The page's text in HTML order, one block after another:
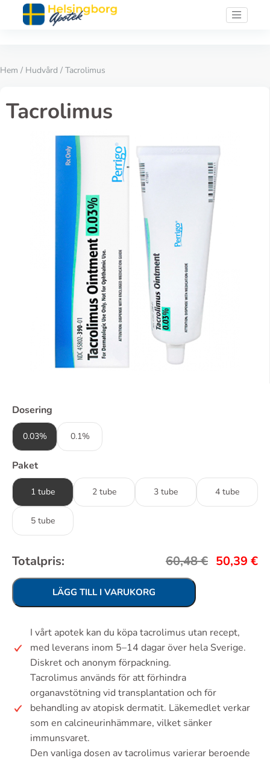
Hem / Hudvård / Tacrolimus
Tacrolimus
Dosering
0.03% 0.1%
Paket
1 tube 2 tube 3 tube 4 tube
5 tube
Totalpris: 60,48€ 50,39 €
LÄGG TILL I VARUKORG
I vårt apotek kan du köpa tacrolimus utan recept,
med leverans inom 5–14 dagar över hela Sverige.
Diskret och anonym förpackning.
Tacrolimus används för att förhindra
organavstötning vid transplantation och för
behandling av atopisk dermatit. Läkemedlet verkar
som en calcineurinhämmare, vilket sänker
immunsvaret.
Den vanliga dosen av tacrolimus varierar beroende